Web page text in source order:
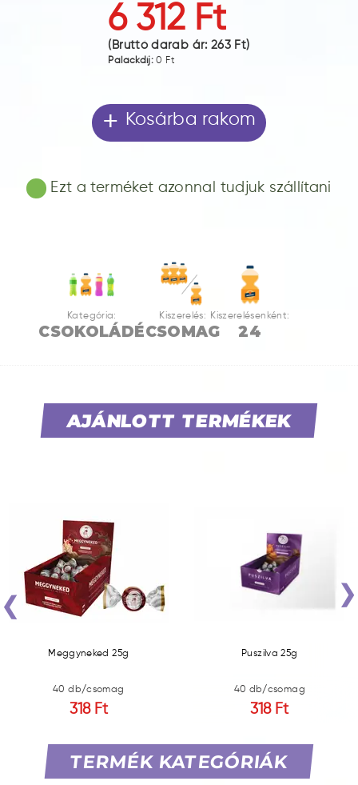
6 312 Ft
(Bruttó darab ár: 263 Ft)
Palackdíj:0 Ft
+ Kosárba rakom
Ezt a terméket azonnal tudjuk szállítani
Kategória:
CSOKOLÁDÉ
Kiszerelés:
CSOMAG
Kiszerelésenként:
24
AJÁNLOTT TERMÉKEK
Meggyneked 25g
40 db/csomag
318 Ft
Puszilva 25g
40 db/csomag
318 Ft
‹ ›
TERMÉK KATEGÓRIÁK